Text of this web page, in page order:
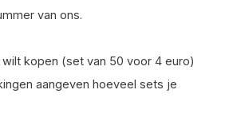
van ons.
kopen (set van 50 voor 4 euro)
aangeven hoeveel sets je